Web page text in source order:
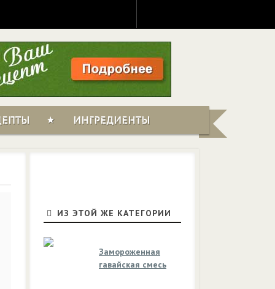
ИНГРЕДИЕНТЫ
ИЗ ЭТОЙ ЖЕ КАТЕГОРИИ
Замороженная
гавайская смесь